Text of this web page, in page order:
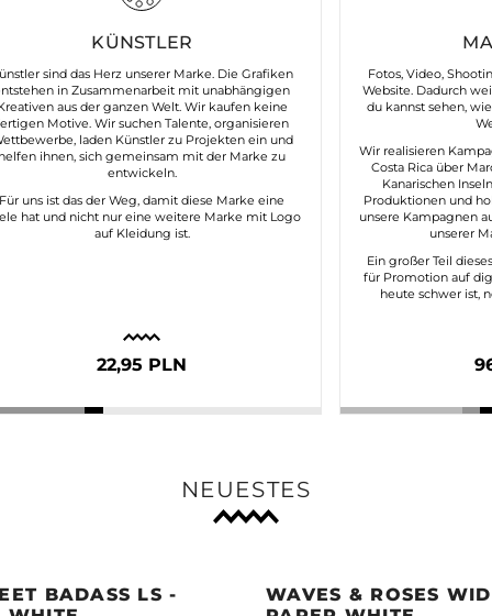
KÜNSTLER
sind das Herz unserer Marke. Die Grafiken
in Zusammenarbeit mit unabhängigen
aus der ganzen Welt. Wir kaufen keine
Motive. Wir suchen Talente, organisieren
laden Künstler zu Projekten ein und
ihnen, sich gemeinsam mit der Marke zu
entwickeln.
Für uns ist das der Weg, damit diese Marke eine
hat und nicht nur eine weitere Marke mit Logo
auf Kleidung ist.
22,95 PLN
Fotos, Video,
Website. Dadurch
du kannst sehen,
Wir realisieren
Costa Rica über
Kanarischen
Produktionen und
unsere Kampagnen
unserer
Ein großer Teil
für Promotion auf
heute schwer ist,
NEUESTES
BADASS LS -
WAVES & ROSES